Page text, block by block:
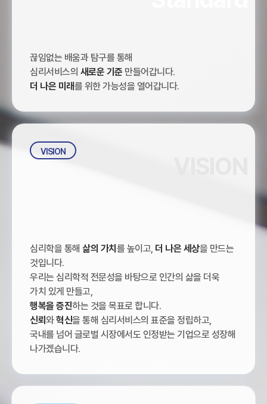
끊임없는 배움과 탐구를 통해
심리서비스의 새로운 기준 만들어갑니다.
더 나은 미래를 위한 가능성을 열어갑니다.
VISION
심리학을 통해 삶의 가치 를 높이고, 더 나은 세상을 만드는
것입니다.
우리는 심리학적 전문성을 바탕으로 인간의 삶을 더욱
가치 있게 만들고,
행복을 증진하는 것을 목표로 합니다.
신뢰와혁신을 통해 심리서비스의 표준을 정립하고,
국내를 넘어 글로벌 시장에서도 인정받는 기업으로 성장해
나가겠습니다.